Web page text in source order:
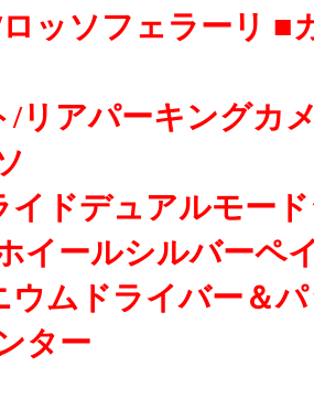
ッソフェラーリ ■
/リアパーキングカ
イドデュアルモー
イールシルバーペ
ウムドライバー＆
ター